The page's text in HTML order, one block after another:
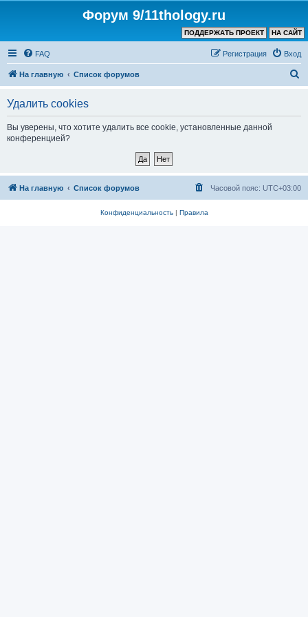
Форум 9/11thology.ru
НА САЙТ
ПОДДЕРЖАТЬ ПРОЕКТ
FAQ Вход
Регистрация
На главную Список форумов
Удалить cookies
Вы уверены, что хотите удалить все cookie, установленные данной
конференцией?
На главную Список форумов Часовой пояс: UTC+03:00
Конфиденциальность| Правила